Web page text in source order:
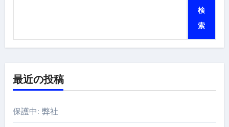
検
索
最近の投稿
保護中: 弊社